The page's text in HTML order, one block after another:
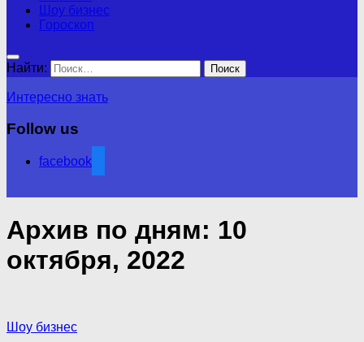
Шоу бизнес
Гороскоп
Найти:
Интересно знать
Follow us
facebook
Архив по дням: 10
октября, 2022
Шоу бизнес